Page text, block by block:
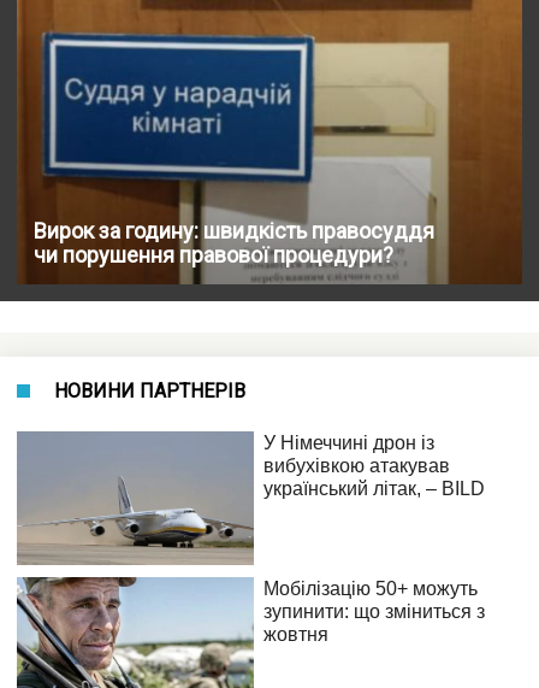
Вирок за годину: швидкість правосуддя
чи порушення правової процедури?
НОВИНИ ПАРТНЕРІВ